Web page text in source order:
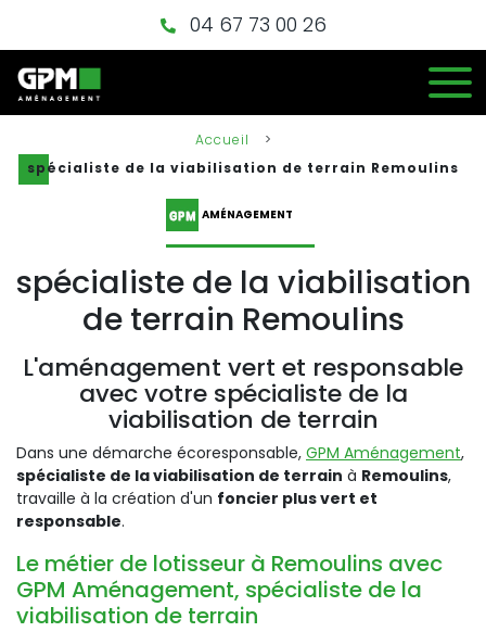
04 67 73 00 26
Accueil
>
spécialiste de la viabilisation de terrain Remoulins
AMÉNAGEMENT
spécialiste de la viabilisation
de terrain Remoulins
L'aménagement vert et responsable
avec votre spécialiste de la
viabilisation de terrain
Dans une démarche écoresponsable, GPM Aménagement,
spécialiste de la viabilisation de terrain à Remoulins,
travaille à la création d'un foncier plus vert et
responsable.
Le métier de lotisseur à Remoulins avec
GPM Aménagement, spécialiste de la
viabilisation de terrain